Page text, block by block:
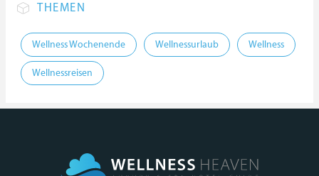
THEMEN
Wellness Wochenende Wellnessurlaub Wellness
Wellnessreisen